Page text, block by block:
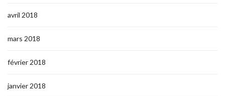
avril 2018
mars 2018
février 2018
janvier 2018